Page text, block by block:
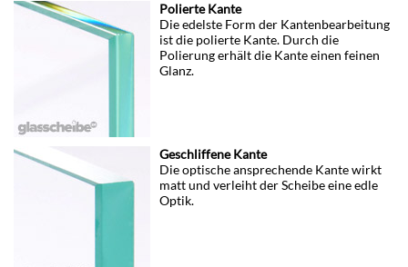
Polierte Kante
Die edelste Form der Kantenbearbeitung
ist die polierte Kante. Durch die
Polierung erhält die Kante einen feinen
Glanz.
Geschliffene Kante
Die optische ansprechende Kante wirkt
matt und verleiht der Scheibe eine edle
Optik.